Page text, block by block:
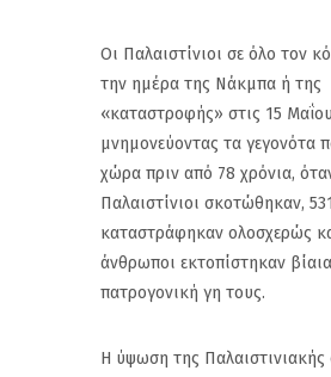
Οι Παλαιστίνιοι σε όλο τον
την ημέρα της Νάκμπα ή της
«καταστροφής» στις 15
μνημονεύοντας τα γεγονότα
χώρα πριν από 78 χρόνια,
Παλαιστίνιοι σκοτώθηκαν,
καταστράφηκαν ολοσχερώς
άνθρωποι εκτοπίστηκαν
πατρογονική γη τους.
Η ύψωση της Παλαιστινιακής